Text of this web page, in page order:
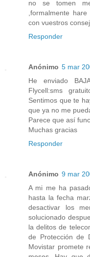
no se tomen
,formalmente
con vuestros
Responder
Anónimo 5 mar
He enviado
Flycell:sms
Sentimos que te
que ya no me
Parece que así
Muchas gracias
Responder
Anónimo 9 mar
A mi me ha
hasta la fecha
desactivar los
solucionado
la delitos de
de Protección de
Movistar promete